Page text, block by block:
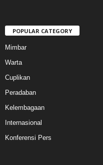
POPULAR CATEGORY
Mimbar
Warta
Cuplikan
Peradaban
Kelembagaan
Internasional
Konferensi Pers